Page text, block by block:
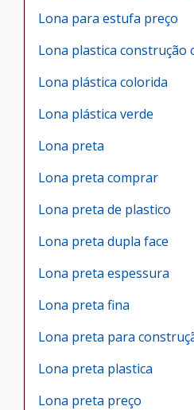
Lona para estufa preço
Lona plastica construção
Lona plástica colorida
Lona plástica verde
Lona preta
Lona preta comprar
Lona preta de plastico
Lona preta dupla face
Lona preta espessura
Lona preta fina
Lona preta para
Lona preta plastica
Lona preta preço